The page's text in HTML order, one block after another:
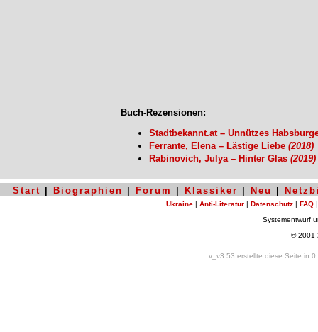
Buch-Rezensionen:
Stadtbekannt.at – Unnützes
Ferrante, Elena – Lästige Liebe (2018)
Rabinovich, Julya – Hinter Glas (2019)
Start Biographien Forum Klassiker Neu
Ukraine | Anti-Literatur | Datenschutz | FAQ
Systementwurf
©
v_v3.53 erstellte diese Seite in